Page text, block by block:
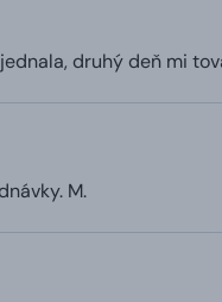
druhý deň mi
M.